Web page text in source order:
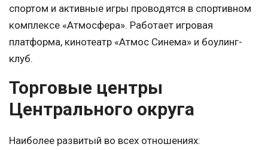
спортом и активные игры проводятся в спортивном
комплексе «Атмосфера». Работает игровая
платформа, кинотеатр «Атмос Синема» и боулинг-
клуб.
Торговые центры
Центрального округа
Наиболее развитый во всех отношениях: